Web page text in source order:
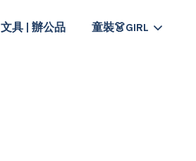
文具 | 辦公品 童裝👗GIRL